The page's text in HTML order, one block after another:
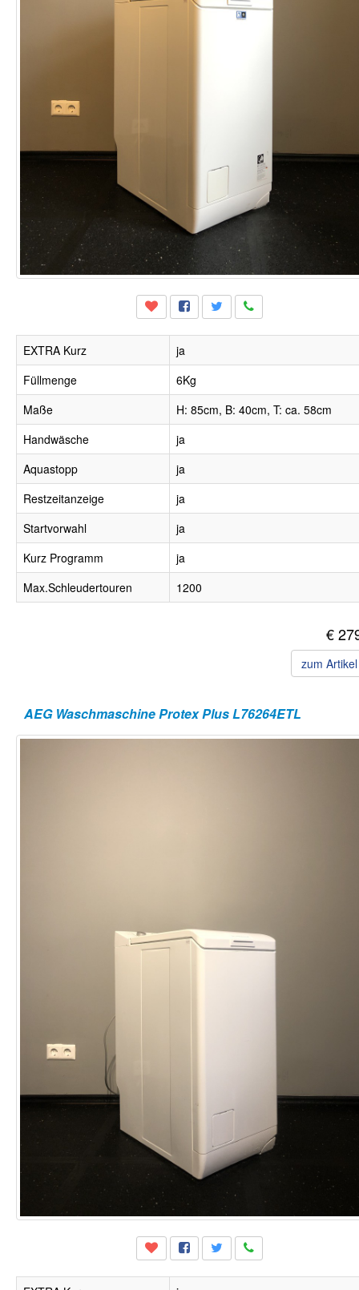
EXTRA Kurz
ja
Füllmenge
6Kg
Maße
H: 85cm, B: 40cm, T: ca. 58cm
Handwäsche
ja
Aquastopp
ja
Restzeitanzeige
ja
Startvorwahl
ja
Kurz Programm
ja
Max.Schleudertouren
1200
€
zum
AEG Waschmaschine Protex Plus L76264ETL